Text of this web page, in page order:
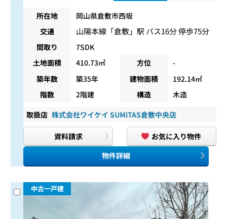
所在地
岡山県倉敷市西坂
交通
山陽本線 「倉敷」駅 バス16分 停歩75分
間取り
7SDK
土地面積
410.73㎡ 方位
-
築年数
築35年 建物面積
192.14㎡
階数
2階建 構造 木造
取扱店 株式会社ワイケイ SUMiTAS倉敷中央店
資料請求
お気に入り物件
物件詳細
中古一戸建